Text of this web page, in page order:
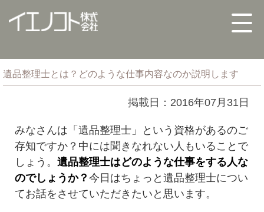
遺品整理士とは？どのような仕事内容なのか説明します
掲載日：2016年07月31日
みなさんは「遺品整理士」という資格があるのご
存知ですか？中には聞きなれない人もいることで
しょう。 遺品整理士はどのような仕事をする人な
のでしょうか？ 今日はちょっと遺品整理士につい
てお話をさせていただきたいと思います。